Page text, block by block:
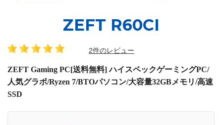
ZEFT R60CI
2件のレビュー
ZEFT Gaming PC[送料無料] ハイスペックゲーミングPC/
人気グラボ/Ryzen 7/BTOパソコン/大容量32GBメモリ/高速
SSD